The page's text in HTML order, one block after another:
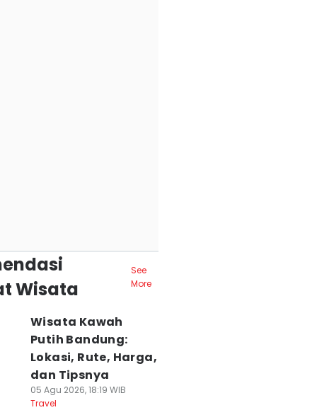
Wisata
See
More
Wisata Kawah
Putih Bandung:
Lokasi, Rute, Harga,
dan Tipsnya
05 Agu 2026, 18:19 WIB
Travel